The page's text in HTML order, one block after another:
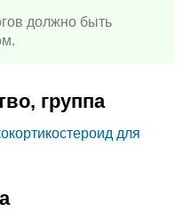
должно быть
группа
для